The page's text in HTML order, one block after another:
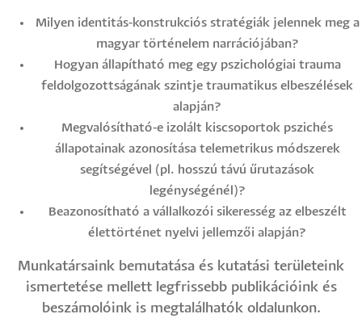
Milyen identitás-konstrukciós stratégiák jelennek meg a
magyar történelem narrációjában?
Hogyan állapítható meg egy pszichológiai trauma
feldolgozottságának szintje traumatikus elbeszélések
alapján?
Megvalósítható-e izolált kiscsoportok pszichés
állapotainak azonosítása telemetrikus módszerek
segítségével (pl. hosszú távú űrutazások
legénységénél)?
Beazonosítható a vállalkozói sikeresség az elbeszélt
élettörténet nyelvi jellemzői alapján?
Munkatársaink bemutatása és kutatási területeink
ismertetése mellett legfrissebb publikációink és
beszámolóink is megtalálhatók oldalunkon.